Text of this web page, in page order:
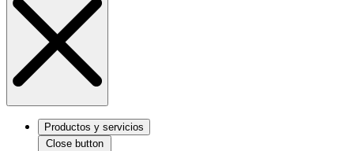
Productos y servicios
Close button